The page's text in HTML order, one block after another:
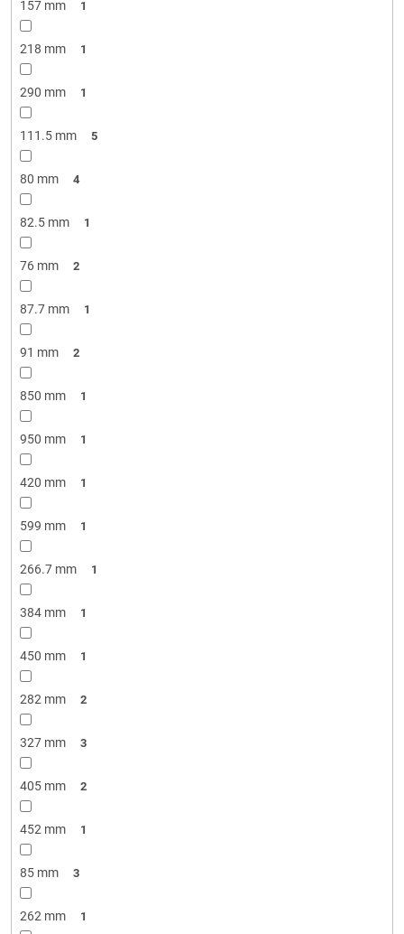
157 mm 1
218 mm 1
290 mm 1
111.5 mm 5
80 mm 4
82.5 mm 1
76 mm 2
87.7 mm 1
91 mm 2
850 mm 1
950 mm 1
420 mm 1
599 mm 1
266.7 mm 1
384 mm 1
450 mm 1
282 mm 2
327 mm 3
405 mm 2
452 mm 1
85 mm 3
262 mm 1